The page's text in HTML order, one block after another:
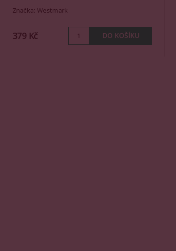
Značka:Westmark
379 Kč